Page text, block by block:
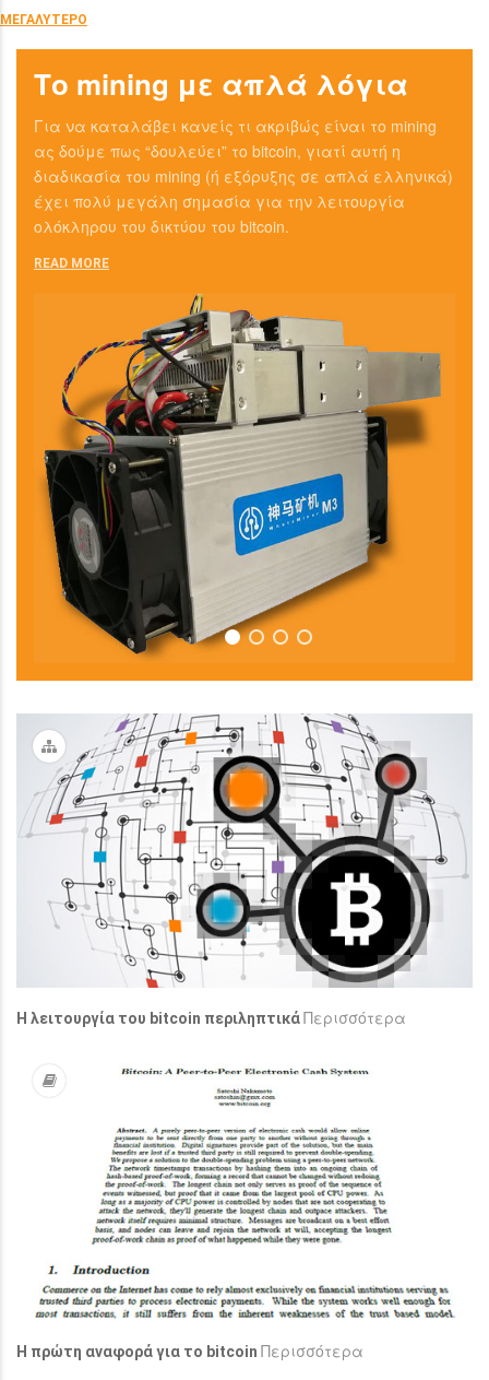
ΜΕΓΑΛΥΤΕΡΟ
Το mining με απλά λόγια
Για να καταλάβει κανείς τι ακριβώς είναι το mining
ας δούμε πως “δουλεύει” το bitcoin, γιατί αυτή η
διαδικασία του mining (ή εξόρυξης σε απλά ελληνικά)
έχει πολύ μεγάλη σημασία για την λειτουργία
ολόκληρου του δικτύου του bitcoin.
READ MORE
H λειτουργία του bitcoin περιληπτικάΠερισσότερα
Η πρώτη αναφορά για το bitcoin Περισσότερα